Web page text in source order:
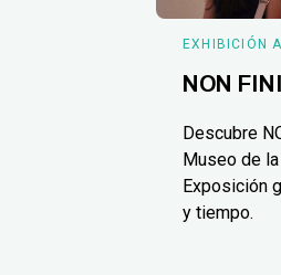
EXHIBICIÓN
NON
Descubre
Museo de
Exposición
y tiempo.